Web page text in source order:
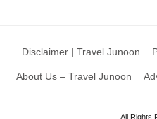
Disclaimer | Travel Junoon
About Us – Travel Junoon
All Rights